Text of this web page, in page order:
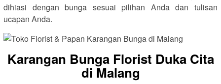
dihiasi dengan bunga sesuai pilihan Anda dan tulisan
ucapan Anda.
Karangan Bunga Florist Duka Cita
di Malang